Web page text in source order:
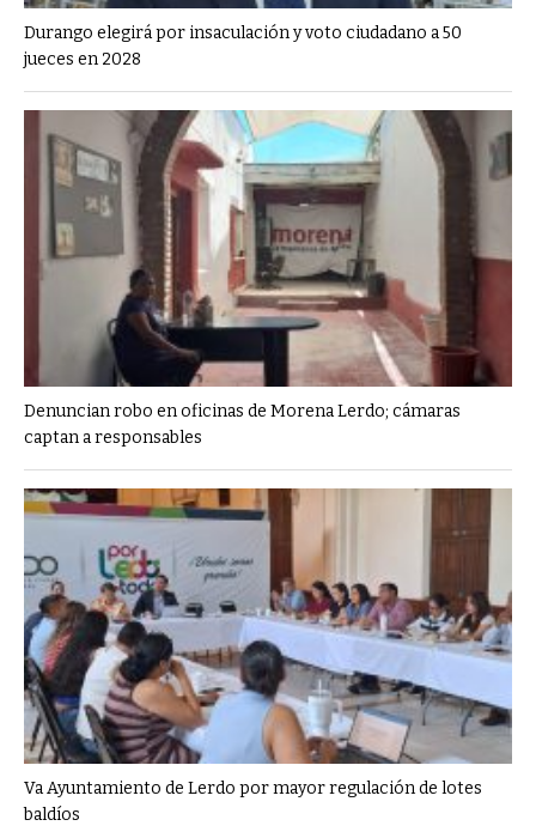
Durango elegirá por insaculación y voto ciudadano a 50
jueces en 2028
Denuncian robo en oficinas de Morena Lerdo; cámaras
captan a responsables
Va Ayuntamiento de Lerdo por mayor regulación de lotes
baldíos